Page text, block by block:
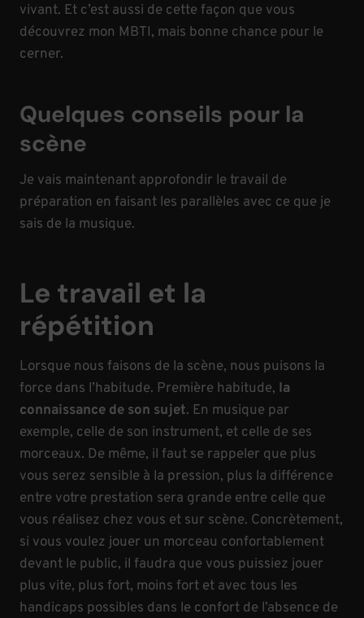
vivant. Et c’est aussi de cette façon que vous
découvrez mon MBTI, mais bonne chance pour le
cerner.
Quelques conseils pour la
scène
Je vais maintenant approfondir le travail de
préparation en faisant les parallèles avec ce que je
sais de la musique.
Le travail et la
répétition
Lorsque nous faisons de la scène, nous puisons la
force dans l’habitude. Première habitude, la
connaissance de son sujet. En musique par
exemple, celle de son instrument, et celle de ses
morceaux. De même, il faut se rappeler que plus
vous serez sensible à la pression, plus la différence
entre votre prestation sera grande entre celle que
vous réalisez chez vous et sur scène. Concrètement,
si vous voulez jouer un morceau confortablement
devant le public, il faudra que vous puissiez jouer
plus vite, plus fort, moins fort et avec tous les
handicaps possibles dans le confort de l’absence de